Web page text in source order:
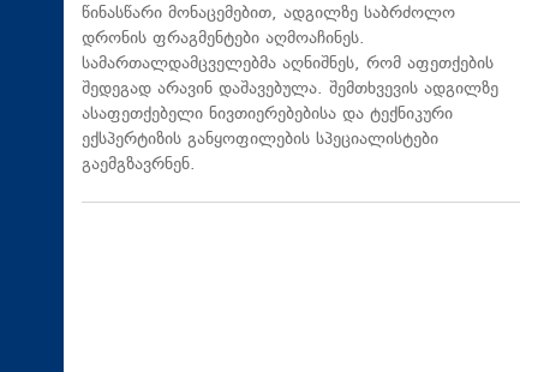
წინასწარი მონაცემებით, ადგილზე საბრძოლო
დრონის ფრაგმენტები აღმოაჩინეს.
სამართალდამცველებმა აღნიშნეს, რომ აფეთქების
შედეგად არავინ დაშავებულა. შემთხვევის ადგილზე
ასაფეთქებელი ნივთიერებებისა და ტექნიკური
ექსპერტიზის განყოფილების სპეციალისტები
გაემგზავრნენ.